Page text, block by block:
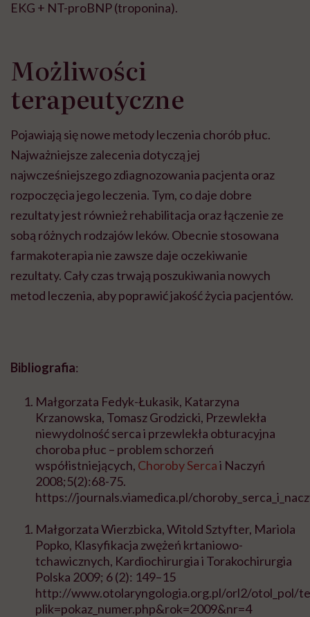
EKG + NT-proBNP (troponina).
Możliwości
terapeutyczne
Pojawiają się nowe metody leczenia chorób płuc.
Najważniejsze zalecenia dotyczą jej
najwcześniejszego zdiagnozowania pacjenta oraz
rozpoczęcia jego leczenia. Tym, co daje dobre
rezultaty jest również rehabilitacja oraz łączenie ze
sobą różnych rodzajów leków. Obecnie stosowana
farmakoterapia nie zawsze daje oczekiwanie
rezultaty. Cały czas trwają poszukiwania nowych
metod leczenia, aby poprawić jakość życia pacjentów.
Bibliografia:
Małgorzata Fedyk-Łukasik, Katarzyna
Krzanowska, Tomasz Grodzicki, Przewlekła
niewydolność serca i przewlekła obturacyjna
choroba płuc – problem schorzeń
współistniejących, Choroby Sercai Naczyń
2008;5(2):68-75.
https://journals.viamedica.pl/
Małgorzata Wierzbicka, Witold Sztyfter, Mariola
Popko, Klasyfikacja zwężeń krtaniowo-
tchawicznych, Kardiochirurgia i Torakochirurgia
Polska 2009; 6 (2): 149–15
http://www.otolaryngologia.org.pl/orl2/otol_pol/
plik=pokaz_numer.php&rok=2009&nr=4